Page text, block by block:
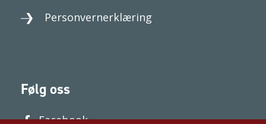
Personvernerklæring
Følg oss
Facebook